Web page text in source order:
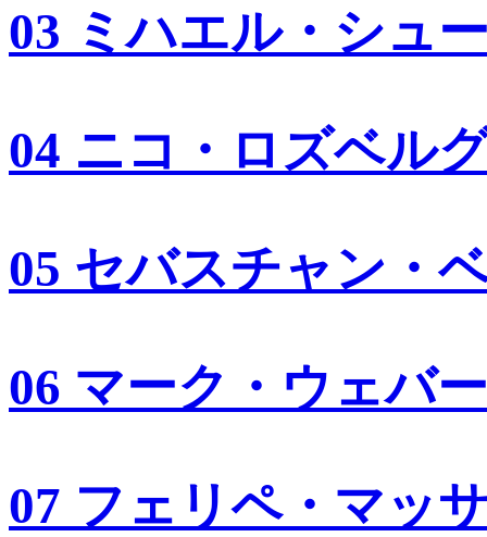
03 ミハエル・シュ
04 ニコ・ロズベル
05 セバスチャン・
06 マーク・ウェバー
07 フェリペ・マッ